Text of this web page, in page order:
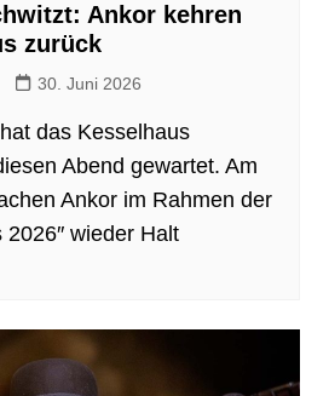
Ankor kehren
zurück
30. Juni 2026
das Kesselhaus
Abend gewartet. Am
Ankor im Rahmen der
2026″ wieder Halt